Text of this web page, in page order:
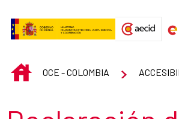
INICIOOCE - COLOMBIA